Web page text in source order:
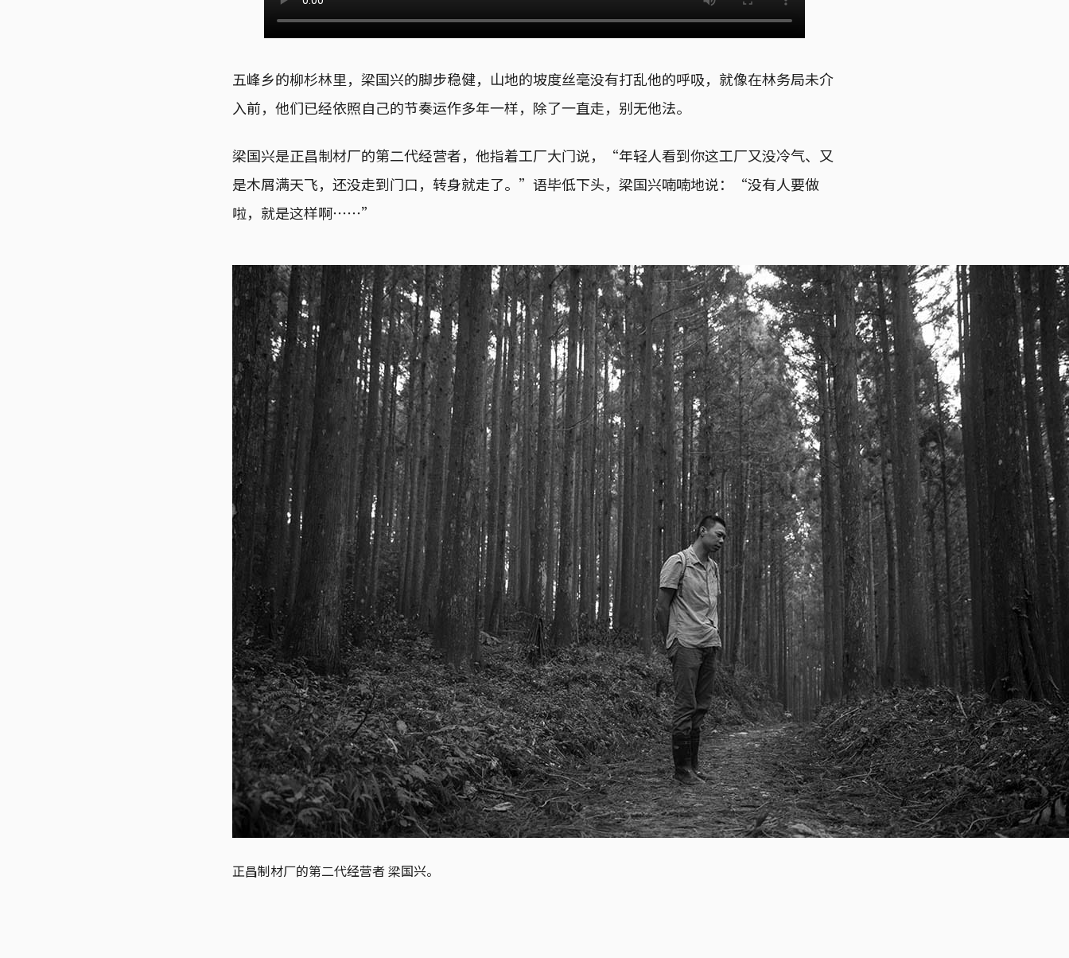
五峰乡的柳杉林里，梁国兴的脚步稳健，山地的坡度丝毫没有打乱他的呼吸，就像在林务局未介
入前，他们已经依照自己的节奏运作多年一样，除了一直走，别无他法。
梁国兴是正昌制材厂的第二代经营者，他指着工厂大门说，“年轻人看到你这工厂又没冷气、又
是木屑满天飞，还没走到门口，转身就走了。”语毕低下头，梁国兴喃喃地说：“没有人要做
啦，就是这样啊⋯⋯”
正昌制材厂的第二代经营者 梁国兴。